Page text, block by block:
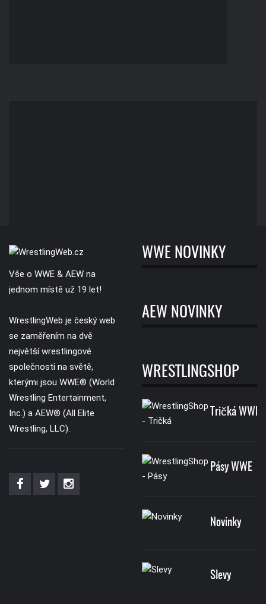
Vše o WWE & AEW na
jednom místě už 19 let!
WrestlingWeb je český web
se zaměřením na dvě
největší wrestlingové
společnosti na světě,
kterými jsou WWE® (World
Wrestling Entertainment,
Inc.) a AEW® (All Elite
Wrestling, LLC).
WWE NOVINKY
AEW NOVINKY
WRESTLINGSHOP
Tričká WWE
Pásy WWE
Novinky
Slevy